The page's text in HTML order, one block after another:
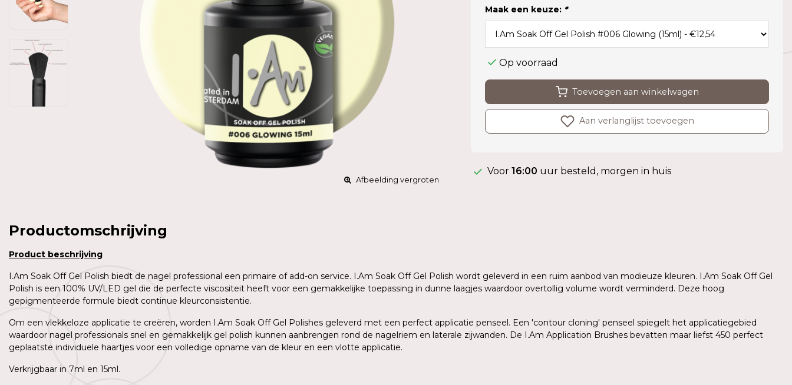
Afbeelding vergroten
Maak een keuze: *
Op voorraad
Toevoegen aan winkelwagen
Aan verlanglijst toevoegen
Voor 16:00 uur besteld, morgen in huis
Productomschrijving
Product beschrijving
I.Am Soak Off Gel Polish biedt de nagel professional een primaire of add-on service. I.Am Soak Off Gel Polish wordt geleverd in een ruim aanbod van modieuze kleuren. I.Am Soak Off Gel
Polish is een 100% UV/LED gel die de perfecte viscositeit heeft voor een gemakkelijke toepassing in dunne laagjes waardoor overtollig volume wordt verminderd. Deze hoog
gepigmenteerde formule biedt continue kleurconsistentie.
Om een vlekkeloze applicatie te creëren, worden I.Am Soak Off Gel Polishes geleverd met een perfect applicatie penseel. Een 'contour cloning' penseel spiegelt het applicatiegebied
waardoor nagel professionals snel en gemakkelijk gel polish kunnen aanbrengen rond de nagelriem en laterale zijwanden. De I.Am Application Brushes bevatten maar liefst 450 perfect
geplaatste individuele haartjes voor een volledige opname van de kleur en een vlotte applicatie.
Verkrijgbaar in 7ml en 15ml.